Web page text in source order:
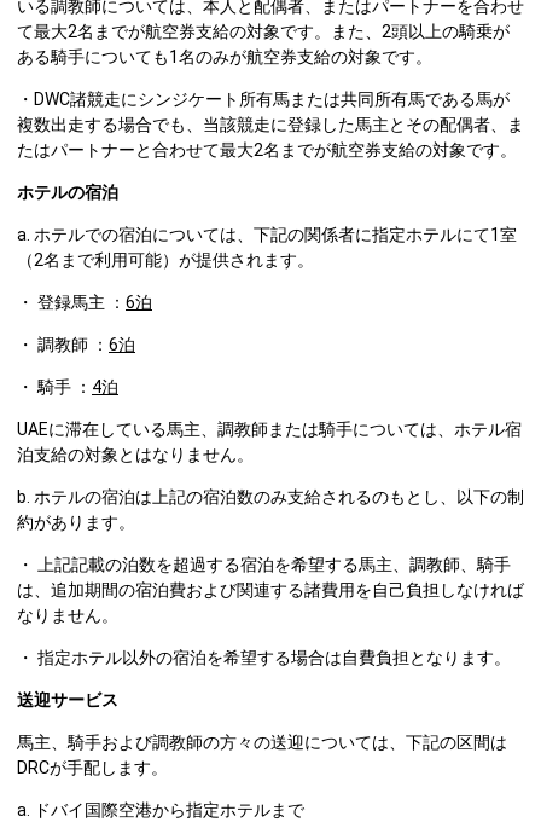
いる調教師については、本人と配偶者、またはパートナーを合わせ
て最大2名までが航空券支給の対象です。また、2頭以上の騎乗が
ある騎手についても1名のみが航空券支給の対象です。
・DWC諸競走にシンジケート所有馬または共同所有馬である馬が
複数出走する場合でも、当該競走に登録した馬主とその配偶者、ま
たはパートナーと合わせて最大2名までが航空券支給の対象です。
ホテルの宿泊
a. ホテルでの宿泊については、下記の関係者に指定ホテルにて1室
（2名まで利用可能）が提供されます。
・ 登録馬主 ： 6泊
・ 調教師 ： 6泊
・ 騎手 ： 4泊
UAEに滞在している馬主、調教師または騎手については、ホテル宿
泊支給の対象とはなりません。
b. ホテルの宿泊は上記の宿泊数のみ支給されるのもとし、以下の制
約があります。
・ 上記記載の泊数を超過する宿泊を希望する馬主、調教師、騎手
は、追加期間の宿泊費および関連する諸費用を自己負担しなければ
なりません。
・ 指定ホテル以外の宿泊を希望する場合は自費負担となります。
送迎サービス
馬主、騎手および調教師の方々の送迎については、下記の区間は
DRCが手配します。
a. ドバイ国際空港から指定ホテルまで